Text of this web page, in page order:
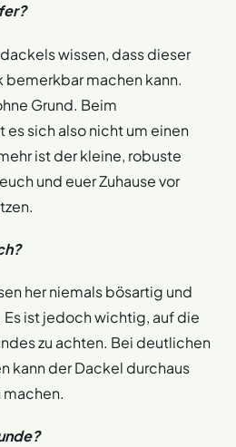
wissen, dass dieser
bemerkbar machen kann.
Grund. Beim
es sich also nicht um einen
ist der kleine, robuste
und euer Zuhause vor
her niemals bösartig und
ist jedoch wichtig, auf die
zu achten. Bei deutlichen
kann der Dackel durchaus